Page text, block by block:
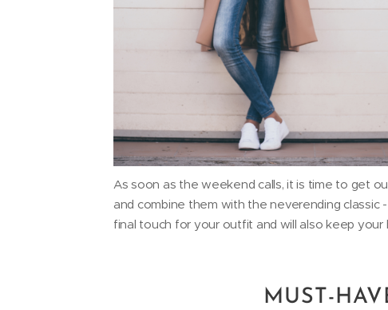
As soon as the weekend calls, it is time to get
and combine them with the neverending
final touch for your outfit and will also keep your
MUST-